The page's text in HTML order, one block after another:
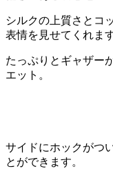
シルクの上質さとコ
表情を見せてくれます
たっぷりとギャザー
エット。
サイドにホックがつ
とができます。